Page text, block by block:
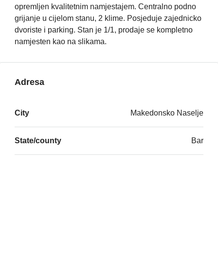
opremljen kvalitetnim namjestajem. Centralno podno
grijanje u cijelom stanu, 2 klime. Posjeduje zajednicko
dvoriste i parking. Stan je 1/1, prodaje se kompletno
namjesten kao na slikama.
Adresa
City Makedonsko Naselje
State/county Bar